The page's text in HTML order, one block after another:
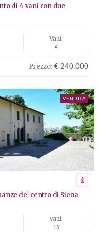
di 4 vani con due
Vani:
4
Prezzo: € 240.000
VENDITA
del centro di Siena
Vani:
13